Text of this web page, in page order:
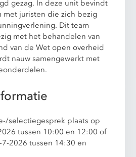
gezag. In deze unit bevindt
met juristen die zich bezig
Dit team
met het behandelen van
van de Wet open overheid
nauw samengewerkt met
selectiegesprek plaats op
tussen 10:00 en 12:00 of
2026 tussen 14:30 en